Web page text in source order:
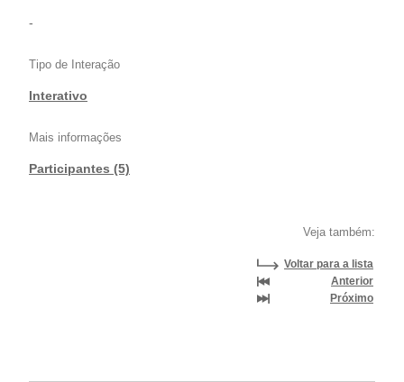
-
Tipo de Interação
Interativo
Mais informações
Participantes (5)
Veja também:
Voltar para a lista
Anterior
Próximo